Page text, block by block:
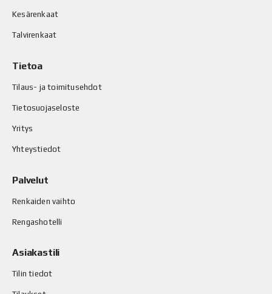
Kesärenkaat
Talvirenkaat
Tietoa
Tilaus- ja toimitusehdot
Tietosuojaseloste
Yritys
Yhteystiedot
Palvelut
Renkaiden vaihto
Rengashotelli
Asiakastili
Tilin tiedot